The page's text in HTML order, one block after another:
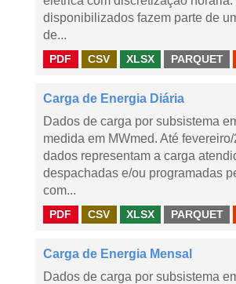
disponibilizados fazem parte de
de...
PDF CSV XLSX PARQUET
Carga de Energia Diária
Dados de carga por subsistema
medida em MWmed. Até
dados representam a carga
despachadas e/ou programadas
com...
PDF CSV XLSX PARQUET
Carga de Energia Mensal
Dados de carga por subsistema